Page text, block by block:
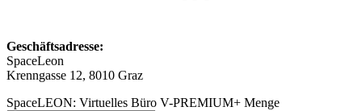
Geschäftsadresse:
SpaceLeon
Krenngasse 12, 8010 Graz
SpaceLEON: Virtuelles Büro V-PREMIUM+ Menge